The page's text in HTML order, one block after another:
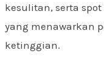
kesulitan, serta
yang menawarkan
ketinggian.